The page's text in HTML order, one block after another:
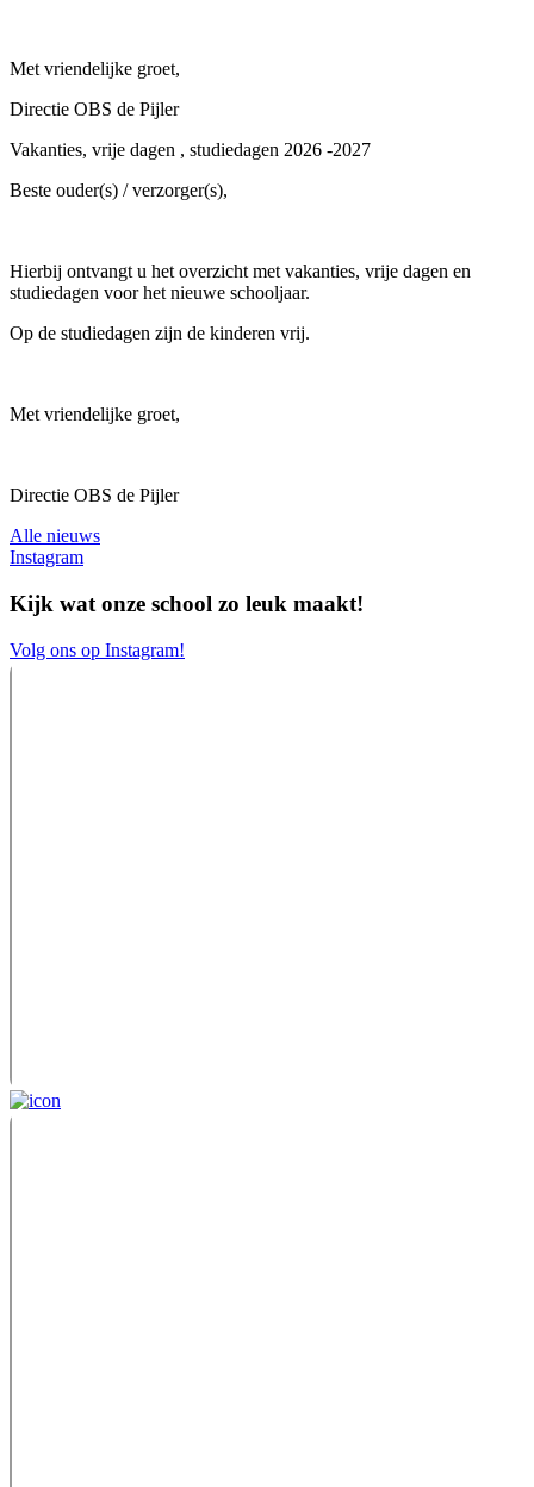
Met vriendelijke groet,
Directie OBS de Pijler
Vakanties, vrije dagen , studiedagen 2026 -2027
Beste ouder(s) / verzorger(s),
Hierbij ontvangt u het overzicht met vakanties, vrije dagen en
studiedagen voor het nieuwe schooljaar.
Op de studiedagen zijn de kinderen vrij.
Met vriendelijke groet,
Directie OBS de Pijler
Alle nieuws
Instagram
Kijk wat onze school zo leuk maakt!
Volg ons op Instagram!